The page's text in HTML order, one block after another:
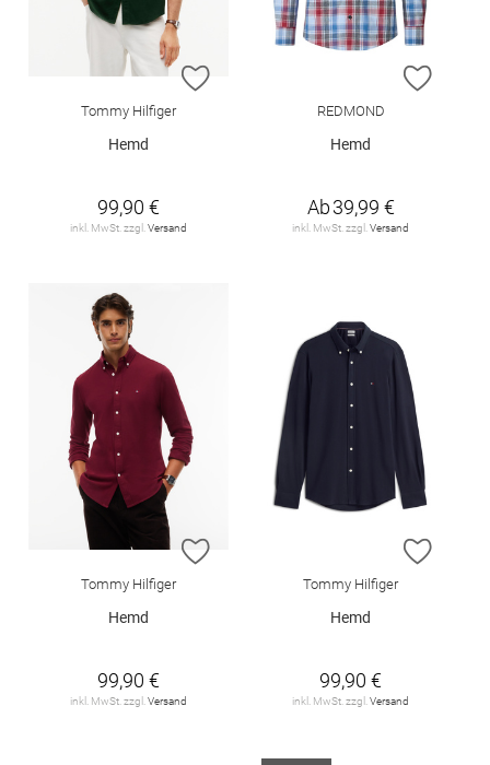
ZUR WUNSCHLISTE HINZUFÜGEN
Tommy Hilfiger
Hemd
99,90 €
inkl. MwSt. zzgl. Versand
ZUR
REDMOND
Hemd
Ab39,99 €
inkl. MwSt. zzgl. Versand
ZUR WUNSCHLISTE HINZUFÜGEN
Tommy Hilfiger
Hemd
99,90 €
inkl. MwSt. zzgl. Versand
ZUR
Tommy Hilfiger
Hemd
99,90 €
inkl. MwSt. zzgl. Versand